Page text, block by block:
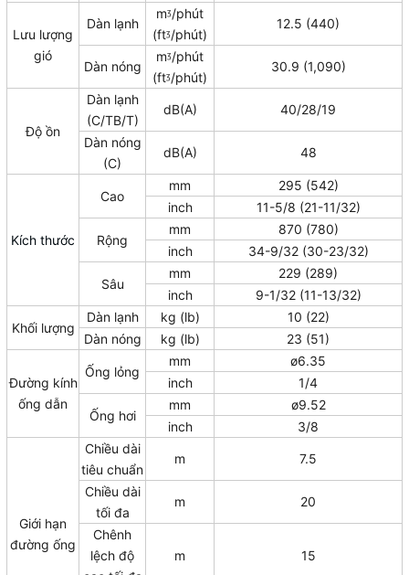
Lưu lượng
gió
Dàn lạnh
mᶾ/phút
(ftᶾ/phút)
12.5 (440)
Dàn nóng
mᶾ/phút
(ftᶾ/phút)
30.9 (1,090)
Độ ồn
Dàn lạnh
(C/TB/T)
dB(A) 40/28/19
Dàn nóng
(C)
dB(A) 48
Kích thước
Cao
mm
295 (542)
inch
11-5/8 (21-11/32)
Rộng
mm
870 (780)
inch
34-9/32 (30-23/32)
Sâu
mm
229 (289)
inch
9-1/32 (11-13/32)
Khối lượng
Dàn lạnh kg (lb)
10 (22)
Dàn nóng
kg (lb) 23 (51)
Đường kính
ống dẫn
Ống lỏng
mm
ø6.35
inch
1/4
Ống hơi
mm
ø9.52
inch
3/8
Giới hạn
đường ống
Chiều dài
tiêu chuẩn
m 7.5
Chiều dài
tối đa
m 20
Chênh
lệch độ
m 15